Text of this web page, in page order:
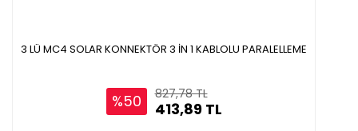
3 LÜ MC4 SOLAR KONNEKTÖR 3 İN 1 KABLOLU PARALELLEME
%50 827,78 TL
413,89 TL